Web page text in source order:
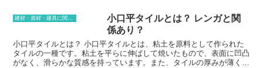
るため、耐久性が高いです。* -メンテナ
ンスがしやすい- オーダー家具は、高品質
な材料を使用し、熟練の職人が手作業で
製作するため、メンテナンスがしやすい
です。 オーダー家具は、既製品にはない
デザインや機能を実現したい方におすす
おける解体作業を容易にしたりする役割を果たしています。ボンドブ
レーカーには、防水シート、アスファルトフェルト、ポリエチレンシ
小口平タイルとは？ レンガと関
係あり？
小口平タイルとは？ 小口平タイルとは、粘土を原料として作られた
タイルの一種です。粘土を平らに伸ばして焼いたもので、表面に凹凸
がなく、滑らかな質感を持っています。また、タイルの厚みが薄く、